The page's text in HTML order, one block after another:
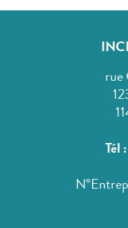
rue
Tél :